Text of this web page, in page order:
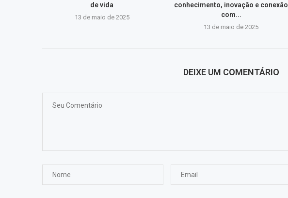
de vida
13 de maio de 2025
conhecimento, inovação e conexão
com...
13 de maio de 2025
DEIXE UM COMENTÁRIO